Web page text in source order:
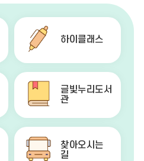
하이클래스
글빛누리도서
관
찾아오시는
길